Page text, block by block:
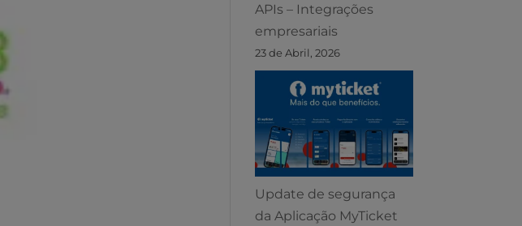
APIs – Integrações
empresariais
23 de Abril, 2026
Update de segurança
da Aplicação MyTicket